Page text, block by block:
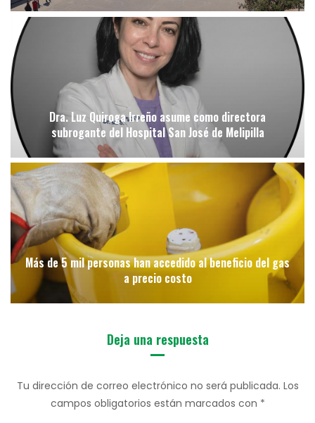
Dra. Luz Quiroga Irreño asume como directora
subrogante del Hospital San José de Melipilla
Más de 5 mil personas han accedido al beneficio del gas
a precio costo
Deja una respuesta
Tu dirección de correo electrónico no será publicada. Los
campos obligatorios están marcados con *